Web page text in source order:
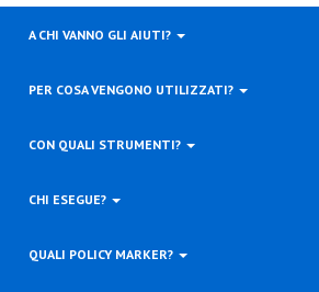
A CHI VANNO GLI AIUTI?
PER COSA VENGONO UTILIZZATI?
CON QUALI STRUMENTI?
CHI ESEGUE?
QUALI POLICY MARKER?